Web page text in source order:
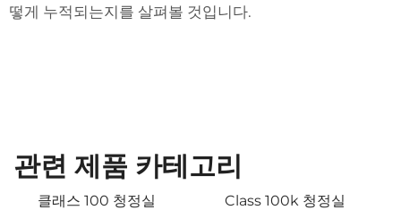
떻게 누적되는지를 살펴볼 것입니다.
관련 제품 카테고리
클래스 100 청정실
Class 100k 청정실